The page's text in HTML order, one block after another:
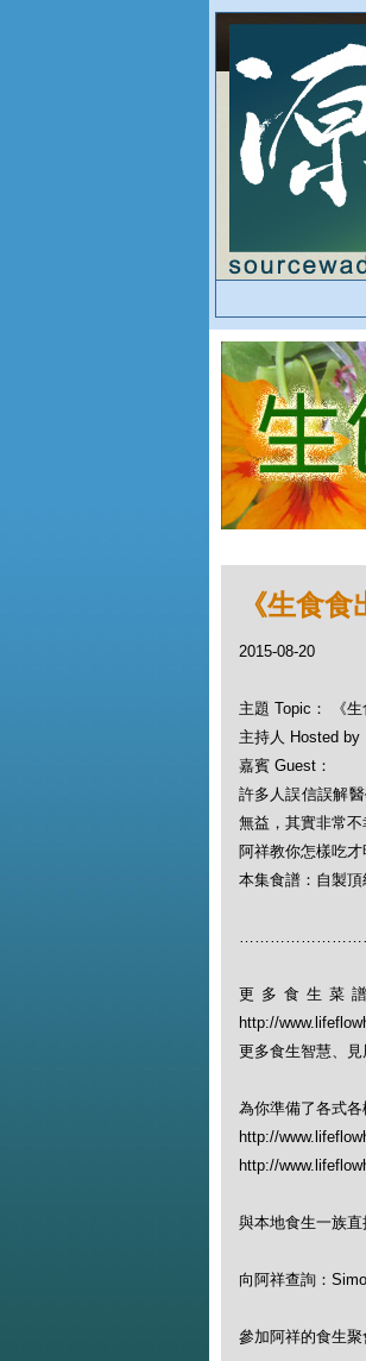
《生食
2015-08-20
主題 Topic： 《
主持人 Hosted by
嘉賓 Guest：
許多人誤信誤解
無益，其實非常不
阿祥教你怎樣吃才
本集食譜：自製頂
更多食生菜
http://
更多食生智慧、見
為你準備了各式各
http://
http://
與本地食生一族
向阿祥查詢：
參加阿祥的食生